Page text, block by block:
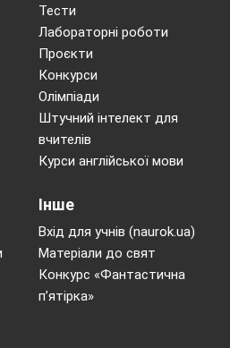
Тести
Лабораторні роботи
Проєкти
Конкурси
Олімпіади
Штучний інтелект для
вчителів
Курси англійської мови
Інше
Вхід для учнів (naurok.ua)
Матеріали до свят
Конкурс «Фантастична
п’ятірка»